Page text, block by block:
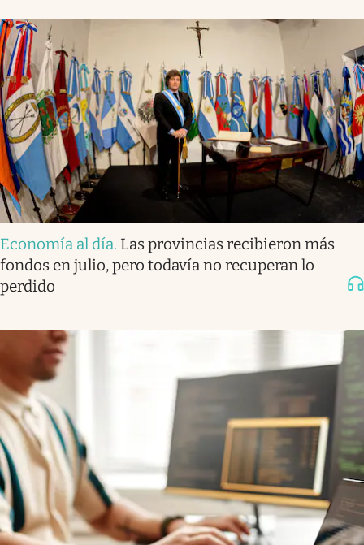
Economía al día. Las provincias recibieron más
fondos en julio, pero todavía no recuperan lo
perdido